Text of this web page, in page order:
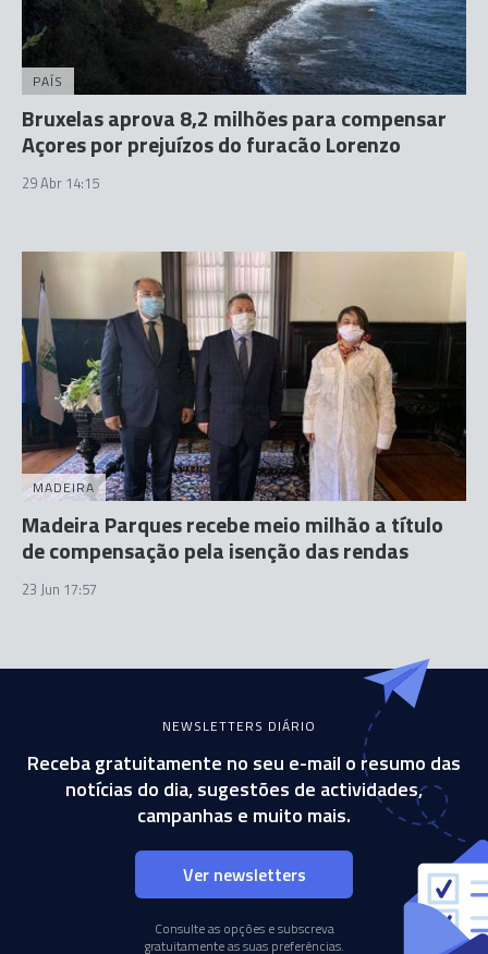
PAÍS
Bruxelas aprova 8,2 milhões para compensar
Açores por prejuízos do furacão Lorenzo
29 Abr 14:15
MADEIRA
Madeira Parques recebe meio milhão a título
de compensação pela isenção das rendas
23 Jun 17:57
NEWSLETTERS DIÁRIO
Receba gratuitamente no seu e-mail o resumo das
notícias do dia, sugestões de actividades,
campanhas e muito mais.
Ver newsletters
Consulte as opções e subscreva
gratuitamente as suas preferências.